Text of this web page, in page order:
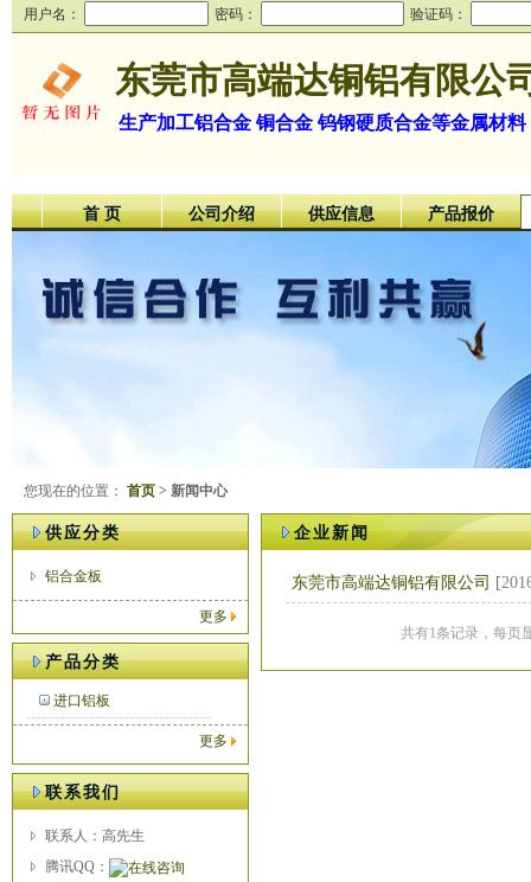
用户名： 密码： 验证码：
东莞市高端达铜铝有限公
生产加工铝合金 铜合金 钨钢硬质合金等金属材料
首 页 公司介绍 供应信息 产品报价
您现在的位置： 首页 > 新闻中心
供应分类
铝合金板
更多
产品分类
进口铝板
更多
联系我们
联系人：高先生
腾讯QQ：
企业新闻
东莞市高端达铜铝有限公司 [
共有1条记录，每页